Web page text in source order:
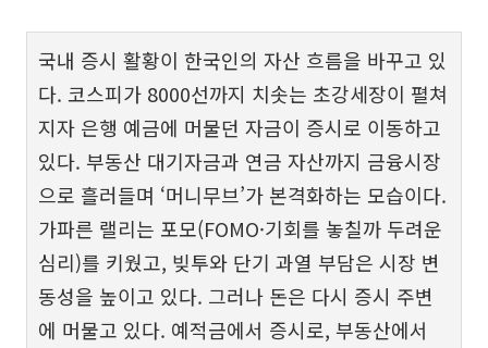
국내 증시 활황이 한국인의 자산 흐름을 바꾸고 있
다. 코스피가 8000선까지 치솟는 초강세장이 펼쳐
지자 은행 예금에 머물던 자금이 증시로 이동하고
있다. 부동산 대기자금과 연금 자산까지 금융시장
으로 흘러들며 ‘머니무브’가 본격화하는 모습이다.
가파른 랠리는 포모(FOMO·기회를 놓칠까 두려운
심리)를 키웠고, 빚투와 단기 과열 부담은 시장 변
동성을 높이고 있다. 그러나 돈은 다시 증시 주변
에 머물고 있다. 예적금에서 증시로, 부동산에서